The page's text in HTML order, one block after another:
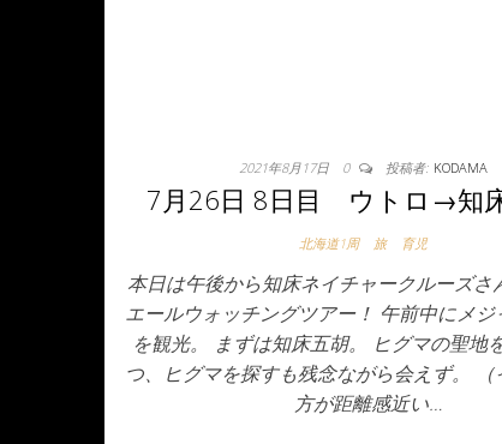
2021年8月17日 0 投稿者: KODAMA
7月26日 8日目 ウトロ→知
北海道1周 旅 育児
本日は午後から知床ネイチャークルーズさ
エールウォッチングツアー！ 午前中にメジ
を観光。 まずは知床五胡。 ヒグマの聖地
つ、ヒグマを探すも残念ながら会えず。
方が距離感近い…